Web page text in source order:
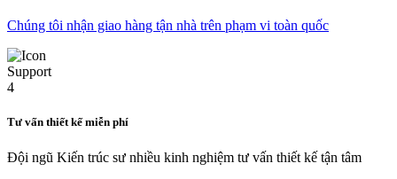
Chúng tôi nhận giao hàng tận nhà trên phạm vi toàn quốc
Tư vấn thiết kế miễn phí
Đội ngũ Kiến trúc sư nhiều kinh nghiệm tư vấn thiết kế tận tâm